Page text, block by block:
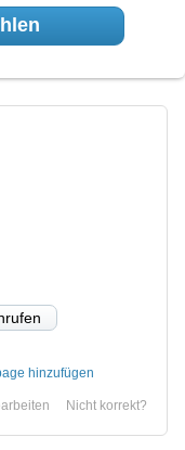
hinzufügen
Nicht korrekt?